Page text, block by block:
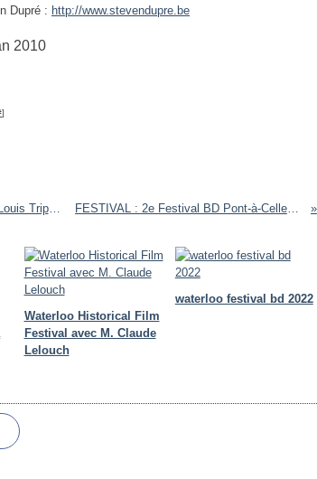
Dupré : http://www.stevendupre.be
2010
]
Ernest Latulippe (Tome 6)Magasin Général ) Jean-Louis Tripp, Régis Loisel FESTIVAL : 2e Festival BD Pont-à-Celles : Belgique
Waterloo Historical Film
Festival avec M. Claude
Lelouch
waterloo festival bd 2022